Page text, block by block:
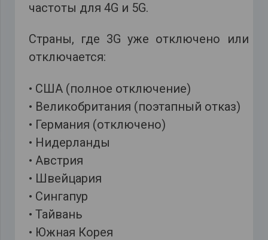
частоты для 4G и 5G.
Страны, где 3G уже отключено или
отключается:
• США (полное отключение)
• Великобритания (поэтапный отказ)
• Германия (отключено)
• Нидерланды
• Австрия
• Швейцария
• Сингапур
• Тайвань
• Южная Корея